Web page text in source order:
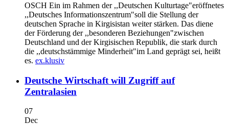
OSCH Ein im Rahmen der ,,Deutschen Kulturtage"eröffnetes
,,Deutsches Informationszentrum"soll die Stellung der
deutschen Sprache in Kirgisistan weiter stärken. Das diene
der Förderung der ,,besonderen Beziehungen"zwischen
Deutschland und der Kirgisischen Republik, die stark durch
die ,,deutschstämmige Minderheit"im Land geprägt sei, heißt
es. ex.klusiv
Deutsche Wirtschaft will Zugriff auf
Zentralasien
07
Dec